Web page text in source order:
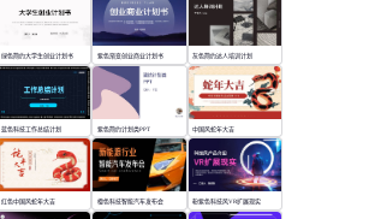
绿色简约大学生创业计划书 紫色渐变创业商业计划书 灰色简约达人培训计划
蓝色科技工作总结计划 紫色简约计划类PPT 中国风蛇年大吉
红色中国风蛇年大吉 橙色科技智能汽车发布会 粉紫色科技风VR扩展现实